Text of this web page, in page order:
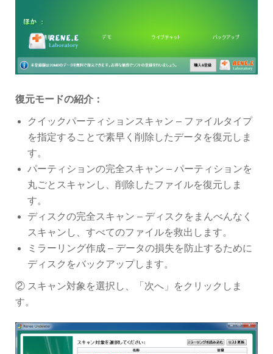
復元モードの紹介：
クイックパーティションスキャン – ファイルタイプ
を指定することで素早く削除したデータを復元しま
す。
パーティションの完全スキャン – パーティションを
丸ごとスキャンし、削除したファイルを復元しま
す。
ディスクの完全スキャン – ディスクをまんべんなく
スキャンし、すべてのファイルを救出します。
ミラーリング作成 – データの損失を防止するために
ディスクをバックアップします。
② スキャン対象を選択し、「次へ」をクリックしま
す。